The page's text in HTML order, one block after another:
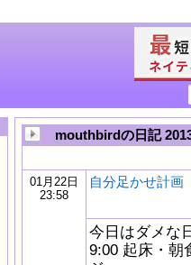
mouthbirdの日記
01月22日
23:58
自分足かせ計
今日はダメな
9:00 起床・朝